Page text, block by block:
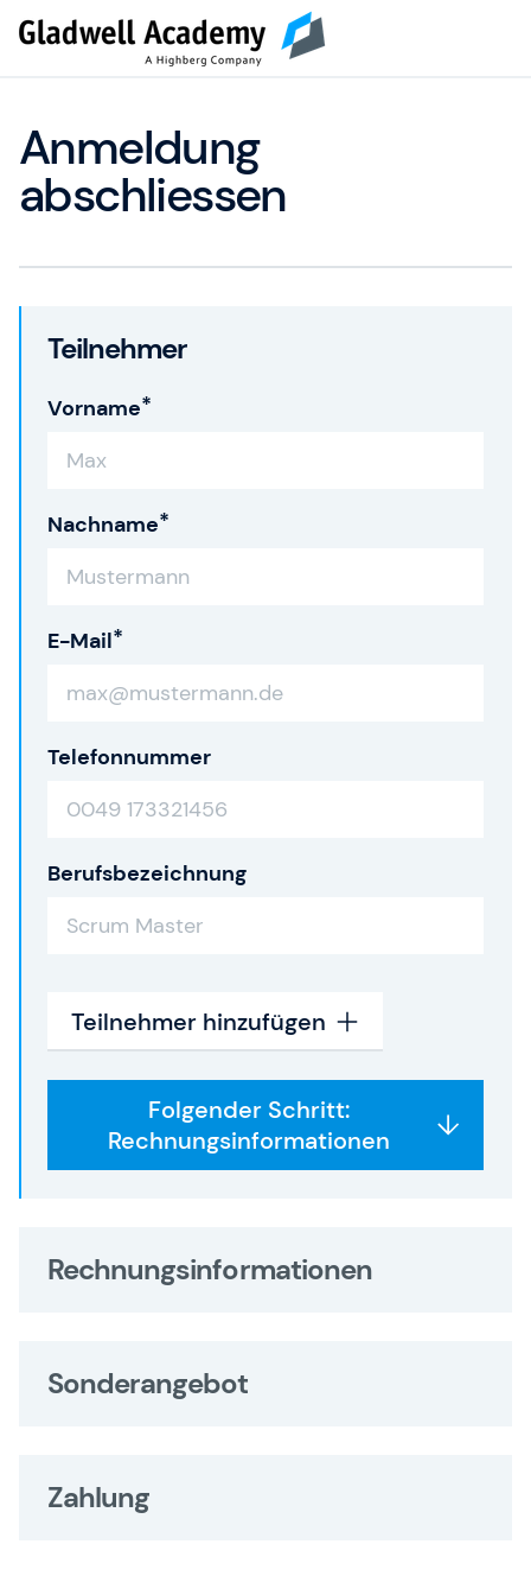
Anmeldung
abschliessen
Teilnehmer
Vorname
Nachname
E-Mail
Telefonnummer
Berufsbezeichnung
Teilnehmer hinzufügen
Folgender Schritt:
Rechnungsinformationen
Rechnungsinformationen
Sonderangebot
Zahlung